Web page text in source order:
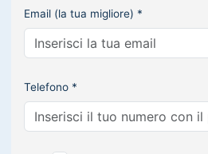
Email (la tua migliore) *
Telefono *